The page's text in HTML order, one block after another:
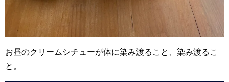
お昼のクリームシチューが体に染み渡ること、染み渡るこ
と。